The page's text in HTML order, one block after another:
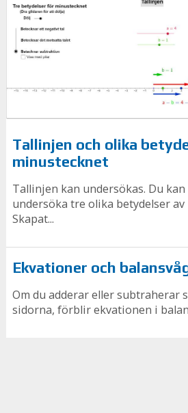
Tallinjen och olika
minustecknet
Tallinjen kan undersökas. Du
undersöka tre olika betydelser
Skapat...
Ekvationer och
Om du adderar eller subtraherar
sidorna, förblir ekvationen i